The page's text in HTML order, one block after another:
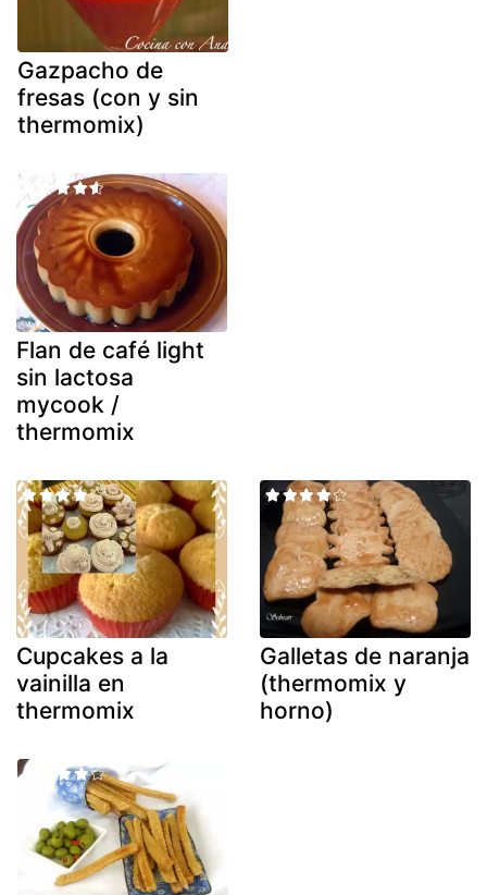
Gazpacho de
fresas (con y sin
thermomix)
Flan de café light
sin lactosa
mycook /
thermomix
Cupcakes a la
vainilla en
thermomix
Galletas de naranja
(thermomix y
horno)